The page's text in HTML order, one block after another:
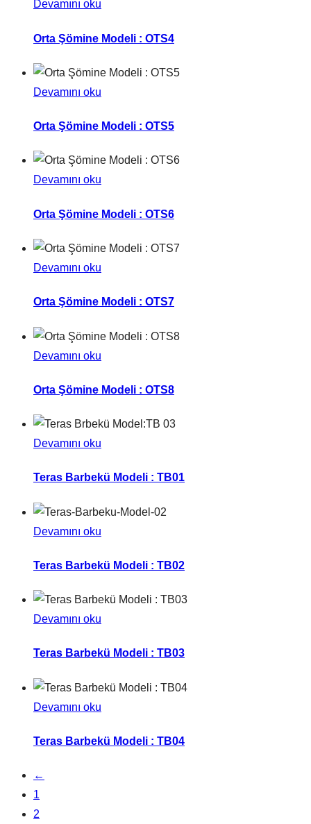
Devamını oku
Orta Şömine Modeli : OTS4
Devamını oku
Orta Şömine Modeli : OTS5
Devamını oku
Orta Şömine Modeli : OTS6
Devamını oku
Orta Şömine Modeli : OTS7
Devamını oku
Orta Şömine Modeli : OTS8
Devamını oku
Teras Barbekü Modeli : TB01
Devamını oku
Teras Barbekü Modeli : TB02
Devamını oku
Teras Barbekü Modeli : TB03
Devamını oku
Teras Barbekü Modeli : TB04
←
1
2